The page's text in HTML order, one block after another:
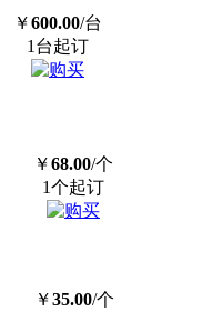
￥600.00/台
1台起订
￥68.00/个
1个起订
￥35.00/个